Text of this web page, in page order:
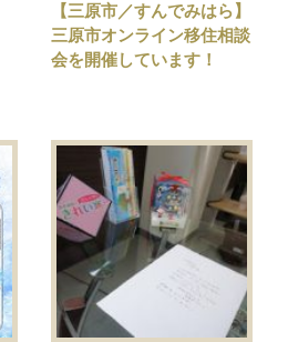
【三原市／すんでみはら】
三原市オンライン移住相談
会を開催しています！